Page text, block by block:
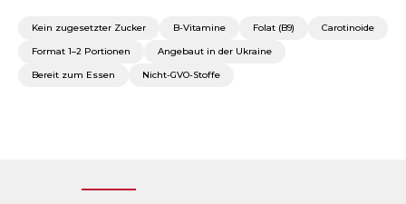
Kein zugesetzter Zucker B-Vitamine Folat (B9)
Carotinoide
Format 1–2 Portionen
Angebaut in der Ukraine
Bereit zum Essen
Nicht-GVO-Stoffe